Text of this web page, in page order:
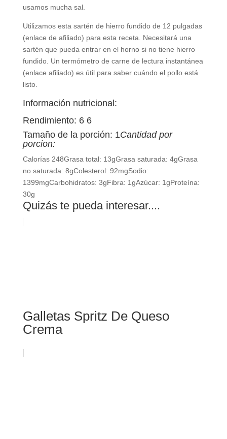
usamos mucha sal.
Utilizamos esta sartén de hierro fundido de 12 pulgadas
(enlace de afiliado) para esta receta. Necesitará una
sartén que pueda entrar en el horno si no tiene hierro
fundido. Un termómetro de carne de lectura instantánea
(enlace afiliado) es útil para saber cuándo el pollo está
listo.
Información nutricional:
Rendimiento: 6 6
Tamaño de la porción: 1Cantidad por
porcion:
Calorías248Grasa total: 13gGrasa saturada: 4gGrasa
no saturada: 8gColesterol: 92mgSodio:
1399mgCarbohidratos: 3gFibra: 1gAzúcar: 1gProteína:
30g
Quizás te pueda interesar....
Galletas Spritz De Queso
Crema